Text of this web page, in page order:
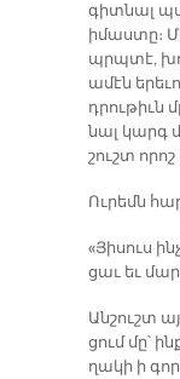
գիտ­նալ
ի­մաս­տը։
պրպտէ,
ա­մէն
դրու­թիւն
նալ կարգ
շուշտ
Ու­րեմն
«Յի­սուս
ցաւ եւ
Ան­շուշտ
ցում մը՝
ղա­կի ի